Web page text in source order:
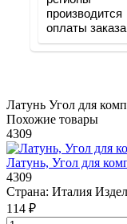
оплаты
Латунь Угол для
Похожие товары
4309
Латунь, Угол для
4309
Страна: Италия
114 ₽